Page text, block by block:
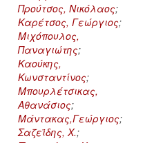
Προύτσος, Νικόλαος;
Καρέτσος, Γεώργιος;
Μιχόπουλος,
Παναγιώτης;
Καούκης,
Κωνσταντίνος;
Μπουρλέτσικας,
Αθανάσιος;
Μάντακας,Γεώργιος;
Σαζεϊδης, Χ.;